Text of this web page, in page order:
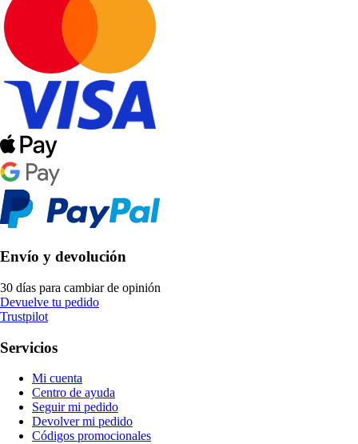
Envío y devolución
30 días para cambiar de opinión
Devuelve tu pedido
Trustpilot
Servicios
Mi cuenta
Centro de ayuda
Seguir mi pedido
Devolver mi pedido
Códigos promocionales